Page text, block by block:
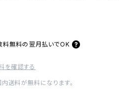
料無料の 翌月払いでOK
を確認する
送料が無料になります。